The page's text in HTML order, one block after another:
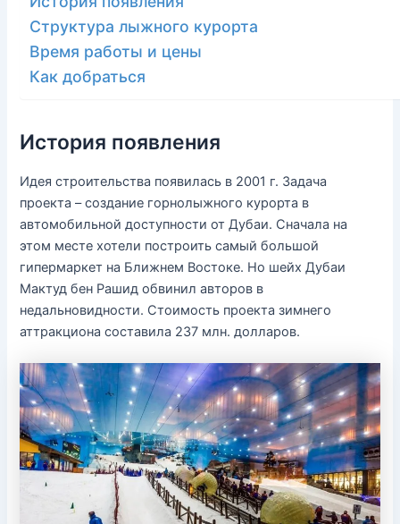
Структура лыжного курорта
Время работы и цены
Как добраться
История появления
Идея строительства появилась в 2001 г. Задача
проекта – создание горнолыжного курорта в
автомобильной доступности от Дубаи. Сначала на
этом месте хотели построить самый большой
гипермаркет на Ближнем Востоке. Но шейх Дубаи
Мактуд бен Рашид обвинил авторов в
недальновидности. Стоимость проекта зимнего
аттракциона составила 237 млн. долларов.